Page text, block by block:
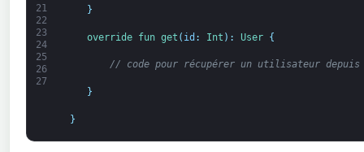
21
22
23
24
25
26
27
}
override fun get ( id : Int ) : User {
// code pour récupérer un utilisateur depuis
}
}